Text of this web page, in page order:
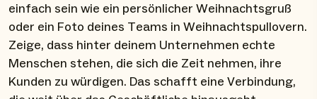
einfach sein wie ein persönlicher Weihnachtsgruß
oder ein Foto deines Teams in Weihnachtspullovern.
Zeige, dass hinter deinem Unternehmen echte
Menschen stehen, die sich die Zeit nehmen, ihre
Kunden zu würdigen. Das schafft eine Verbindung,